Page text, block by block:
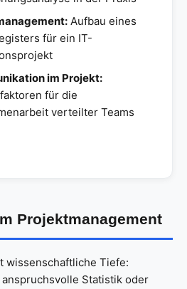
Aufbau eines
für ein IT-
im Projekt:
für die
verteilter Teams
Projektmanagement
wissenschaftliche Tiefe:
Statistik oder